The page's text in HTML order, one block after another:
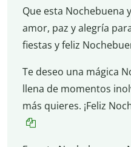
Que esta Nochebuena
amor, paz y alegría
fiestas y feliz
Te deseo una mágica
llena de momentos
más quieres. ¡Feliz